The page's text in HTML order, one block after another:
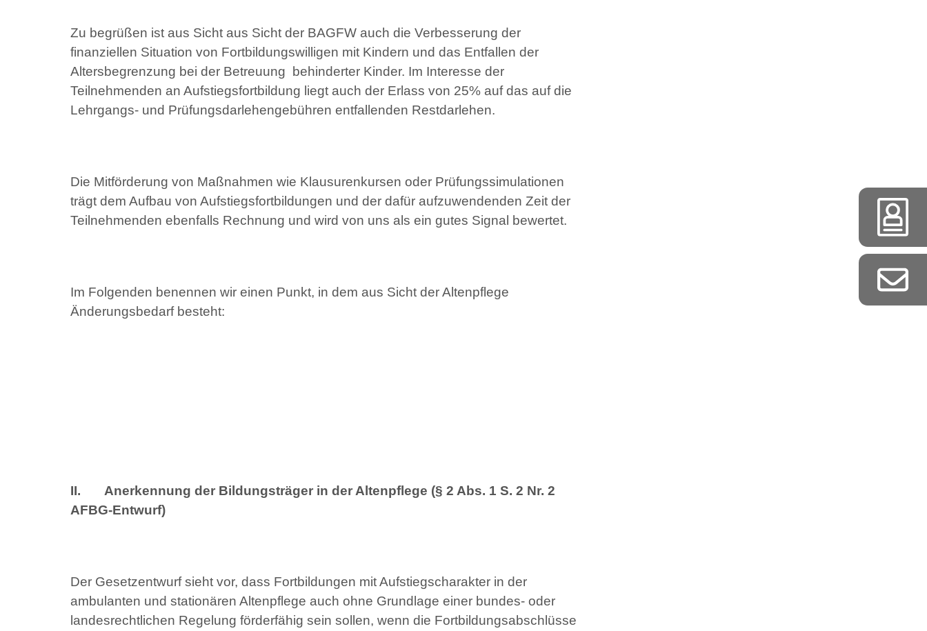
Zu begrüßen ist aus Sicht aus Sicht der BAGFW auch die Verbesserung der
finanziellen Situation von Fortbildungswilligen mit Kindern und das Entfallen der
Altersbegrenzung bei der Betreuung behinderter Kinder. Im Interesse der
Teilnehmenden an Aufstiegsfortbildung liegt auch der Erlass von 25% auf das auf die
Lehrgangs- und Prüfungsdarlehengebühren entfallenden Restdarlehen.
Die Mitförderung von Maßnahmen wie Klausurenkursen oder Prüfungssimulationen
trägt dem Aufbau von Aufstiegsfortbildungen und der dafür aufzuwendenden Zeit der
Teilnehmenden ebenfalls Rechnung und wird von uns als ein gutes Signal bewertet.
Im Folgenden benennen wir einen Punkt, in dem aus Sicht der Altenpflege
Änderungsbedarf besteht:
II. Anerkennung der Bildungsträger in der Altenpflege (§ 2 Abs. 1 S. 2 Nr. 2
AFBG-Entwurf)
Der Gesetzentwurf sieht vor, dass Fortbildungen mit Aufstiegscharakter in der
ambulanten und stationären Altenpflege auch ohne Grundlage einer bundes- oder
landesrechtlichen Regelung förderfähig sein sollen, wenn die Fortbildungsabschlüsse